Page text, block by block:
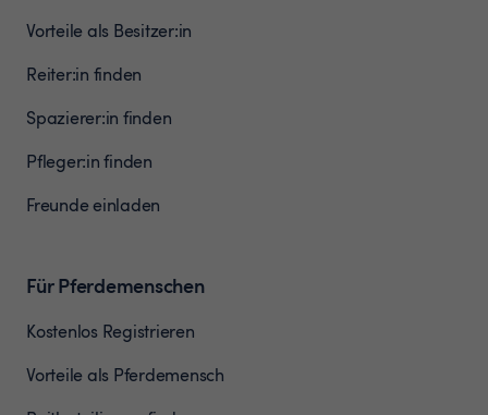
Vorteile als Besitzer:in
Reiter:in finden
Spazierer:in finden
Pfleger:in finden
Freunde einladen
Für Pferdemenschen
Kostenlos Registrieren
Vorteile als Pferdemensch